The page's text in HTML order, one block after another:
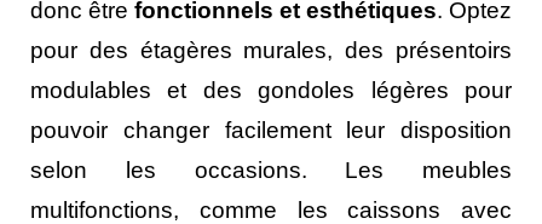
donc être fonctionnels et esthétiques. Optez
pour des étagères murales, des présentoirs
modulables et des gondoles légères pour
pouvoir changer facilement leur disposition
selon les occasions. Les meubles
multifonctions, comme les caissons avec